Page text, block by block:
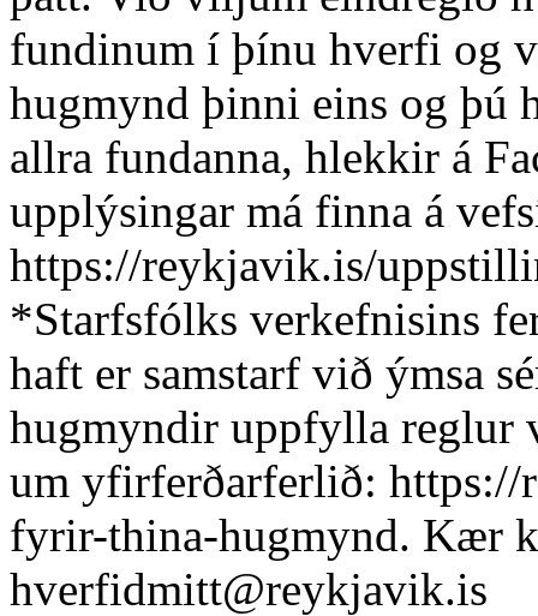
fundinum í þínu hverfi og
hugmynd þinni eins og
allra fundanna, hlekkir á
upplýsingar má finna á
https://reykjavik.is/
*Starfsfólks verkefnisins
haft er samstarf við ýmsa
hugmyndir uppfylla reglur
um yfirferðarferlið:
fyrir-thina-hugmynd. Kær
hverfidmitt@reykjavik.is